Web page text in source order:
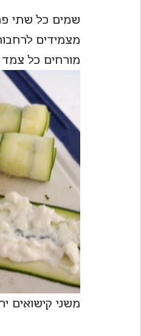
שמים כל שתי
מצמידים
מורחים כל צמד
משני קישואים יתקבלו בסה"כ